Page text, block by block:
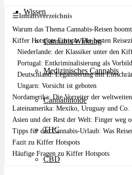
Wissen
Cannabis Wirkung
Medizinisches Cannabis
Cannabinoide
THC
CBD
☰Inhaltsverzeichnis
Warum das Thema Cannabis-Reisen boomt
Kiffer Hotspots Europa: Die besten
Niederlande: der Klassiker unter den
Portugal: Entkriminalisierung als Vorbild
Deutschland: Legalisierung mit
Ungarn: Vorsicht ist geboten
Nordamerika: Die Vorreiter der
Lateinamerika: Mexiko, Uruguay und Co.
Asien und der Rest der Welt: Finger weg
Tipps für den Cannabis-Urlaub: Was
Fazit zu Kiffer Hotspots
Häufige Fragen zu Kiffer Hotspots